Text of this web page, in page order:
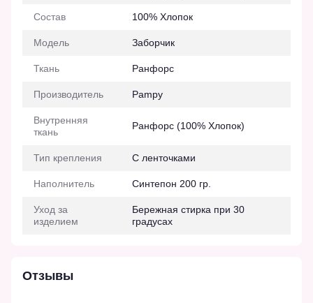
Состав 100% Хлопок
Модель Заборчик
Ткань Ранфорс
Производитель Pampy
Внутренняя
ткань
Ранфорс (100% Хлопок)
Тип крепления С ленточками
Наполнитель Синтепон 200 гр.
Уход за
изделием
Бережная стирка при 30
градусах
Отзывы